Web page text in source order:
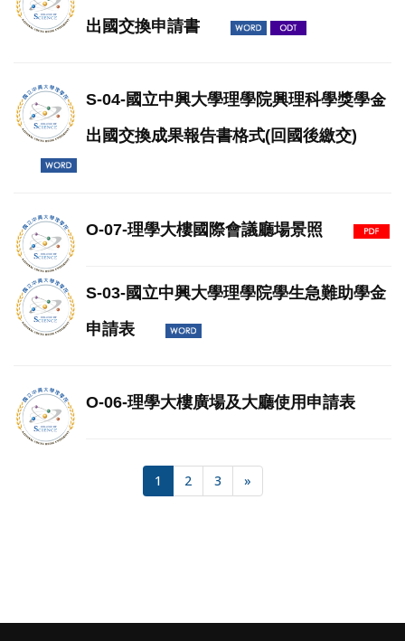
出國交換申請書
S-04-國立中興大學理學院興理科學獎學金
出國交換成果報告書格式(回國後繳交)
O-07-理學大樓國際會議廳場景照
S-03-國立中興大學理學院學生急難助學金
申請表
O-06-理學大樓廣場及大廳使用申請表
1 2 3 »